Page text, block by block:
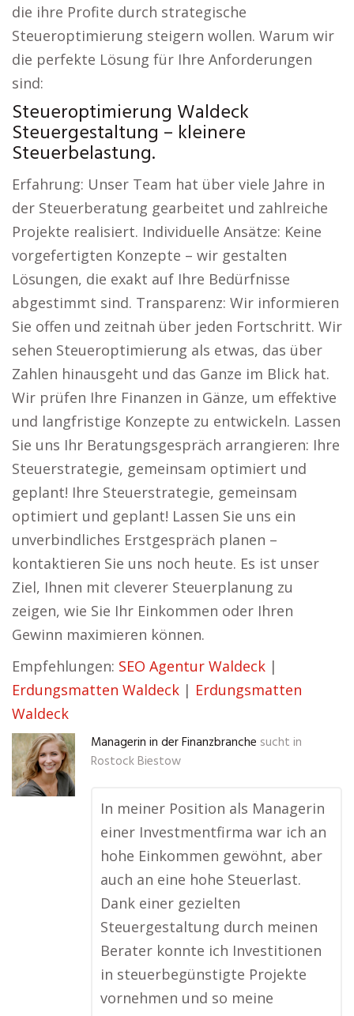
die ihre Profite durch strategische
Steueroptimierung steigern wollen. Warum wir
die perfekte Lösung für Ihre Anforderungen
sind:
Steueroptimierung Waldeck
Steuergestaltung – kleinere
Steuerbelastung.
Erfahrung: Unser Team hat über viele Jahre in
der Steuerberatung gearbeitet und zahlreiche
Projekte realisiert. Individuelle Ansätze: Keine
vorgefertigten Konzepte – wir gestalten
Lösungen, die exakt auf Ihre Bedürfnisse
abgestimmt sind. Transparenz: Wir informieren
Sie offen und zeitnah über jeden Fortschritt. Wir
sehen Steueroptimierung als etwas, das über
Zahlen hinausgeht und das Ganze im Blick hat.
Wir prüfen Ihre Finanzen in Gänze, um effektive
und langfristige Konzepte zu entwickeln. Lassen
Sie uns Ihr Beratungsgespräch arrangieren: Ihre
Steuerstrategie, gemeinsam optimiert und
geplant! Ihre Steuerstrategie, gemeinsam
optimiert und geplant! Lassen Sie uns ein
unverbindliches Erstgespräch planen –
kontaktieren Sie uns noch heute. Es ist unser
Ziel, Ihnen mit cleverer Steuerplanung zu
zeigen, wie Sie Ihr Einkommen oder Ihren
Gewinn maximieren können.
Empfehlungen: SEO Agentur Waldeck |
Erdungsmatten Waldeck | Erdungsmatten
Waldeck
Managerin in der Finanzbranche sucht in
Rostock Biestow
In meiner Position als Managerin
einer Investmentfirma war ich an
hohe Einkommen gewöhnt, aber
auch an eine hohe Steuerlast.
Dank einer gezielten
Steuergestaltung durch meinen
Berater konnte ich Investitionen
in steuerbegünstigte Projekte
vornehmen und so meine